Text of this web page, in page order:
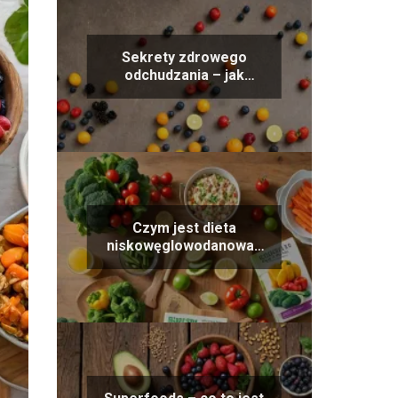
Sekrety zdrowego
odchudzania – jak
uniknąć efektu jojo
Czym jest dieta
niskowęglowodanowa i
jak ją stosować